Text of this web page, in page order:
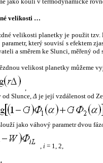
velikosti …
velikosti planetky je použit tzv.
který souvisí s efektem
a směrem ke Slunci, měřený
velikost planetky můžeme
,
od Slunce,Δ je její vzdálenost od
jako váhový parametr dvou
, i = 1, 2,